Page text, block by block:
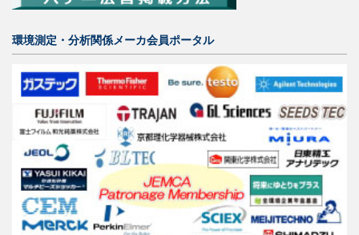
環境測定・分析関係メーカ会員ポータル